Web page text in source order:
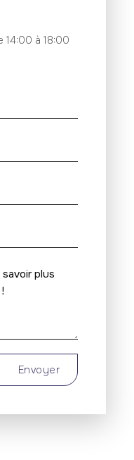
Envoyer
14:00 à 18:00